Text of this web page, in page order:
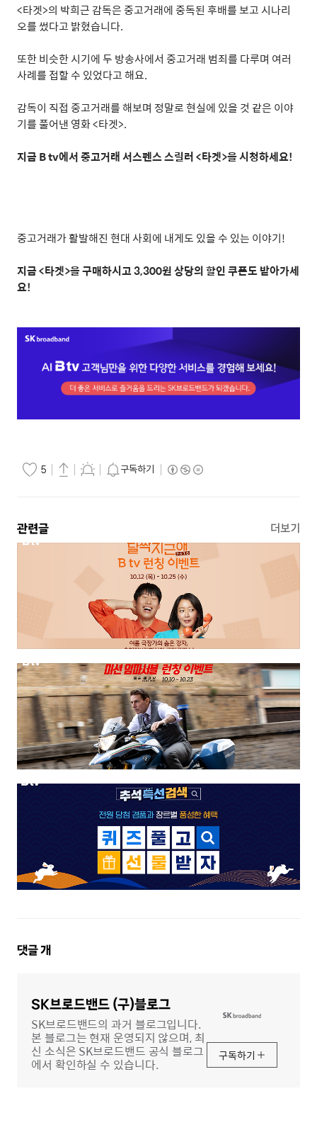
<타겟>의 박희근 감독은 중고거래에 중독된 후배를 보고 시나리
오를 썼다고 밝혔습니다.
또한 비슷한 시기에 두 방송사에서 중고거래 범죄를 다루며 여러
사례를 접할 수 있었다고 해요.
감독이 직접 중고거래를 해보며 정말로 현실에 있을 것 같은 이야
기를 풀어낸 영화<타겟>.
지금B tv에서 중고거래 서스펜스 스릴러<타겟>을 시청하세요!
중고거래가 활발해진 현대 사회에 내게도 있을 수 있는 이야기!
지금<타겟>을 구매하시고3,300원 상당의 할인 쿠폰도 받아가세
요!
5 구독하기
관련글 더보기
댓
댓글개
SK브로드밴드 (구)블로그
SK브로드밴드의 과거 블로그입니다.
본 블로그는 현재 운영되지 않으며, 최
신 소식은 SK브로드밴드 공식 블로그
에서 확인하실 수 있습니다.
구독하기